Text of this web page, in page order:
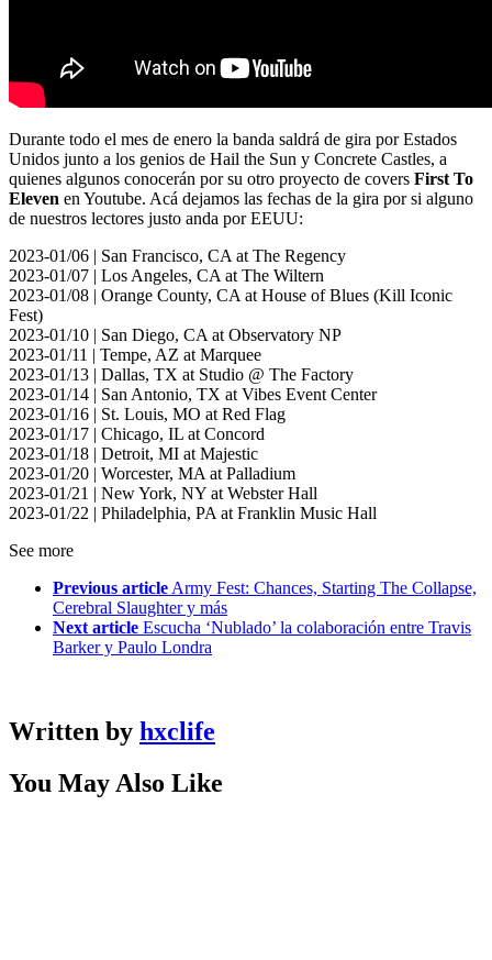
Durante todo el mes de enero la banda saldrá de gira por Estados
Unidos junto a los genios de Hail the Sun y Concrete Castles, a
quienes algunos conocerán por su otro proyecto de covers First To
Eleven en Youtube. Acá dejamos las fechas de la gira por si alguno
de nuestros lectores justo anda por EEUU:
2023-01/06 | San Francisco, CA at The Regency
2023-01/07 | Los Angeles, CA at The Wiltern
2023-01/08 | Orange County, CA at House of Blues (Kill Iconic
Fest)
2023-01/10 | San Diego, CA at Observatory NP
2023-01/11 | Tempe, AZ at Marquee
2023-01/13 | Dallas, TX at Studio @ The Factory
2023-01/14 | San Antonio, TX at Vibes Event Center
2023-01/16 | St. Louis, MO at Red Flag
2023-01/17 | Chicago, IL at Concord
2023-01/18 | Detroit, MI at Majestic
2023-01/20 | Worcester, MA at Palladium
2023-01/21 | New York, NY at Webster Hall
2023-01/22 | Philadelphia, PA at Franklin Music Hall
See more
Previous article Army Fest: Chances, Starting The Collapse,
Cerebral Slaughter y más
Next article Escucha ‘Nublado’ la colaboración entre Travis
Barker y Paulo Londra
Written by hxclife
You May Also Like